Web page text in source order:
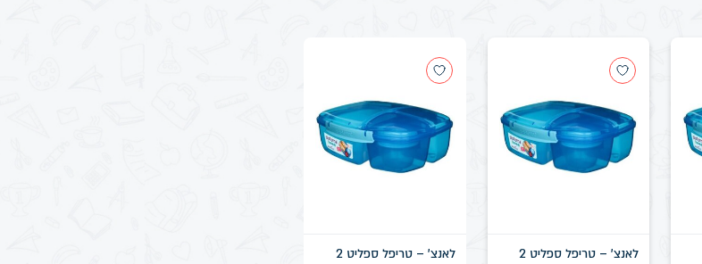
לאנצ' – טריפל ספליט 2
לאנצ' – טריפל ספליט 2